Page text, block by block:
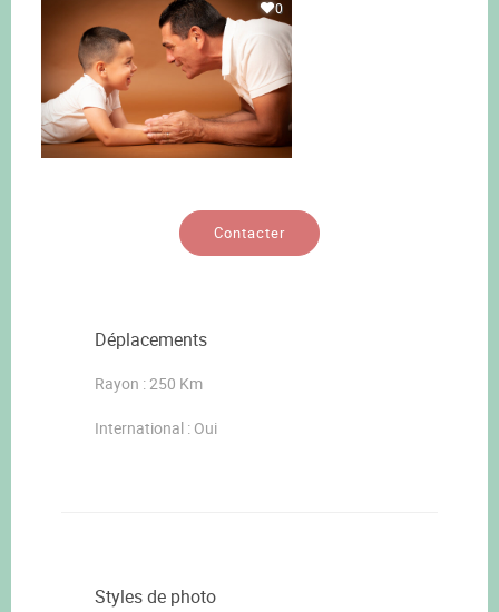
0
Contacter
Déplacements
Rayon : 250 Km
International : Oui
Styles de photo